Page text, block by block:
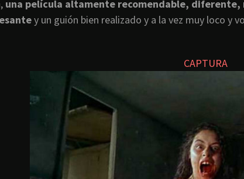
una película altamente recomendable, diferente,
y un guión bien realizado y a la vez muy loco y
CAPTURA